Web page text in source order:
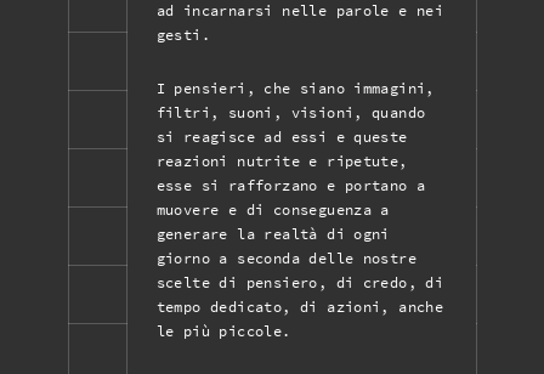
ad incarnarsi nelle parole e nei
gesti.
I pensieri, che siano immagini,
filtri, suoni, visioni, quando
si reagisce ad essi e queste
reazioni nutrite e ripetute,
esse si rafforzano e portano a
muovere e di conseguenza a
generare la realtà di ogni
giorno a seconda delle nostre
scelte di pensiero, di credo, di
tempo dedicato, di azioni, anche
le più piccole.